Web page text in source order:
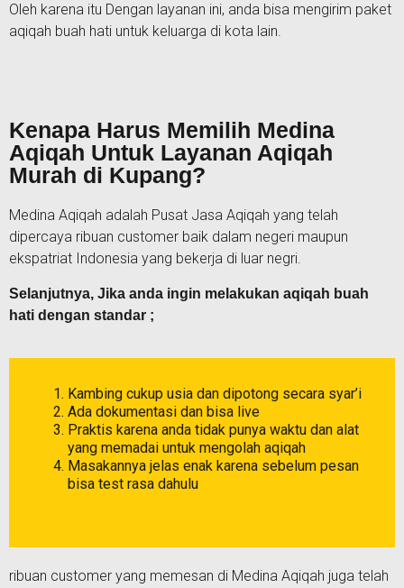
Oleh karena itu Dengan layanan ini, anda bisa mengirim paket
aqiqah buah hati untuk keluarga di kota lain.
Kenapa Harus Memilih Medina
Aqiqah Untuk Layanan Aqiqah
Murah di Kupang?
Medina Aqiqah adalah Pusat Jasa Aqiqah yang telah
dipercaya ribuan customer baik dalam negeri maupun
ekspatriat Indonesia yang bekerja di luar negri.
Selanjutnya, Jika anda ingin melakukan aqiqah buah
hati dengan standar ;
Kambing cukup usia dan dipotong secara syar’i
Ada dokumentasi dan bisa live
Praktis karena anda tidak punya waktu dan alat
yang memadai untuk mengolah aqiqah
Masakannya jelas enak karena sebelum pesan
bisa test rasa dahulu
ribuan customer yang memesan di Medina Aqiqah juga telah